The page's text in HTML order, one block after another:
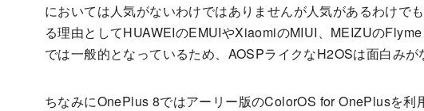
においては人気がないわけではありませんが人気があるわけで
る理由としてHUAWEIのEMUIやXiaomiのMIUI、MEIZUの
では一般的となっているため、AOSPライクなH2OSは面白みが
ちなみにOnePlus 8ではアーリー版のColorOS for OnePlusを